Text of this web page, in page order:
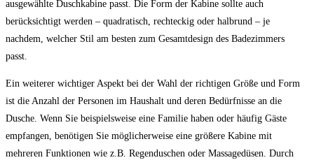
ausgewählte Duschkabine passt. Die Form der Kabine sollte auch
berücksichtigt werden – quadratisch, rechteckig oder halbrund – je
nachdem, welcher Stil am besten zum Gesamtdesign des Badezimmers
passt.
Ein weiterer wichtiger Aspekt bei der Wahl der richtigen Größe und Form
ist die Anzahl der Personen im Haushalt und deren Bedürfnisse an die
Dusche. Wenn Sie beispielsweise eine Familie haben oder häufig Gäste
empfangen, benötigen Sie möglicherweise eine größere Kabine mit
mehreren Funktionen wie z.B. Regenduschen oder Massagedüsen. Durch